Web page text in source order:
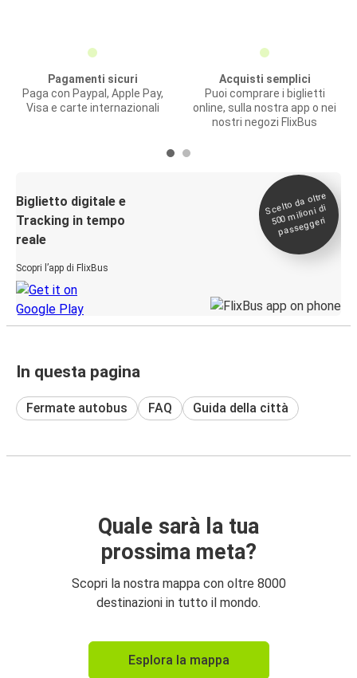
Pagamenti sicuri
Paga con Paypal, Apple Pay,
Visa e carte internazionali
Acquisti semplici
Puoi comprare i biglietti
online, sulla nostra app o nei
nostri negozi FlixBus
Biglietto digitale e
Tracking in tempo
reale
Scopri l’app di FlixBus
Scelto da oltre
500
milioni di
passeggeri
In questa pagina
Fermate autobus FAQ Guida della città
Quale sarà la tua
prossima meta?
Scopri la nostra mappa con oltre 8000
destinazioni in tutto il mondo.
Esplora la mappa